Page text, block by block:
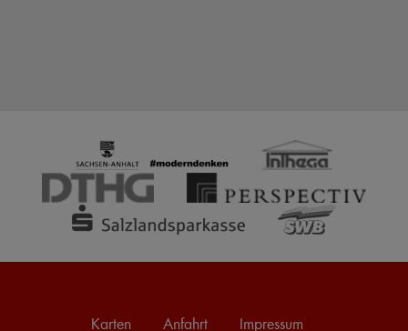
Karten Anfahrt Impressum